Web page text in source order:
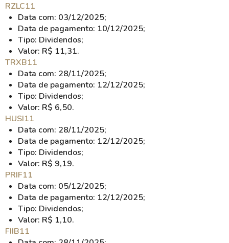
RZLC11
Data com: 03/12/2025;
Data de pagamento: 10/12/2025;
Tipo: Dividendos;
Valor: R$ 11,31.
TRXB11
Data com: 28/11/2025;
Data de pagamento: 12/12/2025;
Tipo: Dividendos;
Valor: R$ 6,50.
HUSI11
Data com: 28/11/2025;
Data de pagamento: 12/12/2025;
Tipo: Dividendos;
Valor: R$ 9,19.
PRIF11
Data com: 05/12/2025;
Data de pagamento: 12/12/2025;
Tipo: Dividendos;
Valor: R$ 1,10.
FIIB11